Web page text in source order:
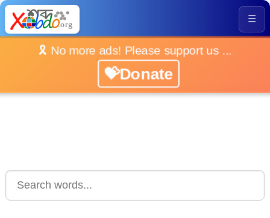
☰
🎗️ No more ads! Please support us ...
💝Donate